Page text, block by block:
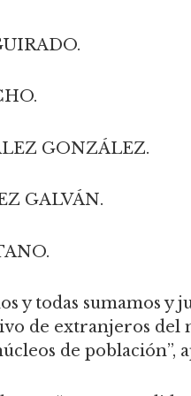
GONZÁLEZ.
GALVÁN.
y todas sumamos
de extranjeros del
de población”,